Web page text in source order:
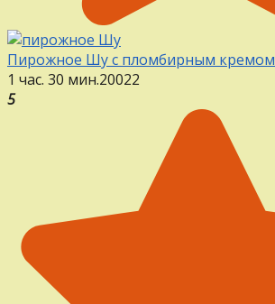
Пирожное Шу с пломбирным кремом
1 час. 30 мин.20022
5